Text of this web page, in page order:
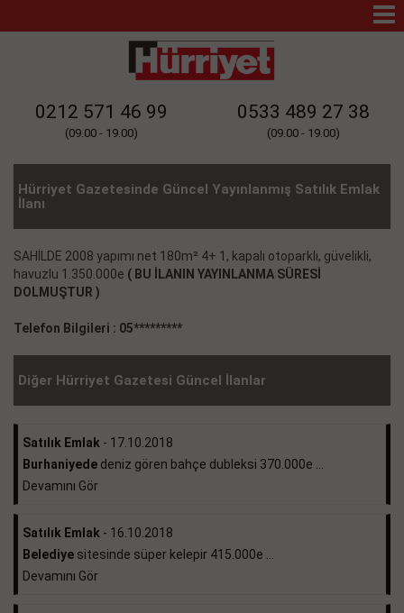
0212 571 46 99
(09.00 - 19.00)
0533 489 27 38
(09.00 - 19.00)
Hürriyet Gazetesinde Güncel Yayınlanmış Satılık Emlak
İlanı
SAHİLDE 2008 yapımı net 180m² 4+ 1, kapalı otoparklı, güvelikli,
havuzlu 1.350.000e ( BU İLANIN YAYINLANMA SÜRESİ
DOLMUŞTUR )
Telefon Bilgileri : 05*********
Diğer Hürriyet Gazetesi Güncel İlanlar
Satılık Emlak - 17.10.2018
Burhaniyede deniz gören bahçe dubleksi 370.000e ...
Devamını Gör
Satılık Emlak - 16.10.2018
Belediye sitesinde süper kelepir 415.000e ...
Devamını Gör